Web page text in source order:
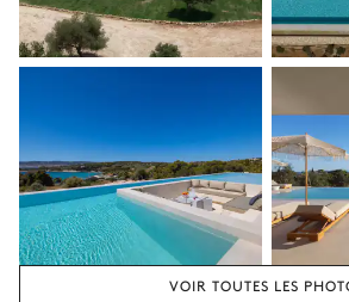
VOIR TOUTES LES